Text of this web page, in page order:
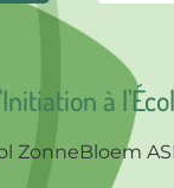
à
ZonneBloem